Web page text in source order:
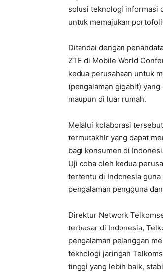
solusi teknologi informasi
untuk memajukan
Ditandai dengan
ZTE di Mobile World
kedua perusahaan untuk
(pengalaman gigabit)
maupun di luar rumah.
Melalui kolaborasi
termutakhir yang dapat
bagi konsumen di
Uji coba oleh kedua
tertentu di Indonesia guna
pengalaman pengguna
Direktur Network
terbesar di Indonesia,
pengalaman pelanggan
teknologi jaringan
tinggi yang lebih baik,